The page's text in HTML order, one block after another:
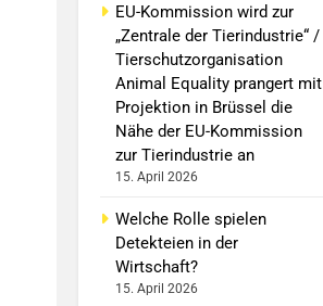
EU-Kommission wird zur
„Zentrale der Tierindustrie“ /
Tierschutzorganisation
Animal Equality prangert mit
Projektion in Brüssel die
Nähe der EU-Kommission
zur Tierindustrie an
15. April 2026
Welche Rolle spielen
Detekteien in der
Wirtschaft?
15. April 2026